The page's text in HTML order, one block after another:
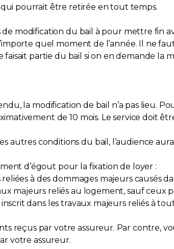
pourrait être retirée en tout temps.
modification du bail à pour mettre fin
quel moment de l’année. Il ne
partie du bail si on en demande la
la modification de bail n’a pas lieu.
de 10 mois. Le service doit
autres conditions du bail, l’audience
d’égout pour la fixation de loyer :
à des dommages majeurs
majeurs reliés au logement, sauf ceux
dans les travaux majeurs reliés à
reçus par votre assureur. Par contre,
votre assureur.